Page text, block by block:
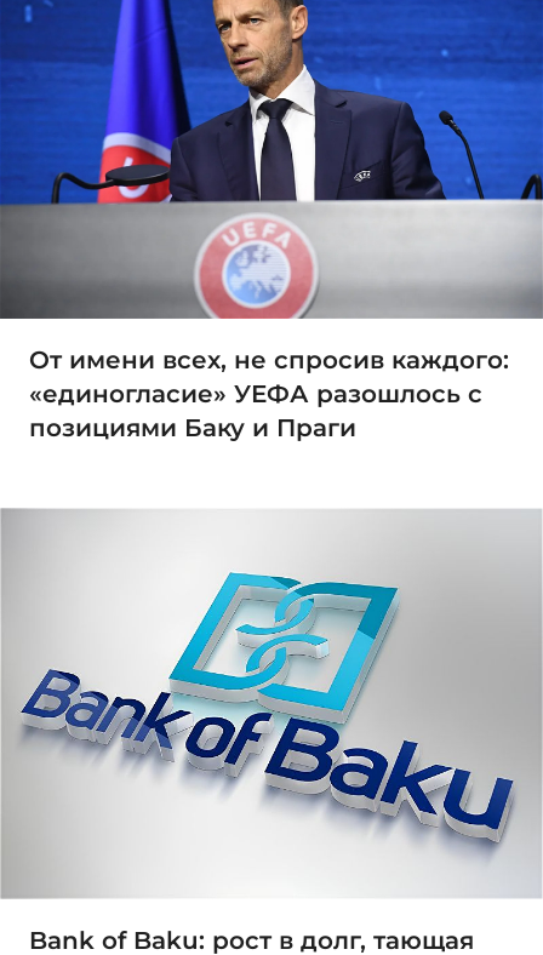
От имени всех, не спросив каждого:
«единогласие» УЕФА разошлось с
позициями Баку и Праги
Bank of Baku: рост в долг, тающая